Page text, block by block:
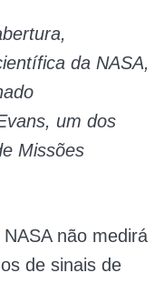
da NASA,
um dos
Missões
não medirá
de sinais de